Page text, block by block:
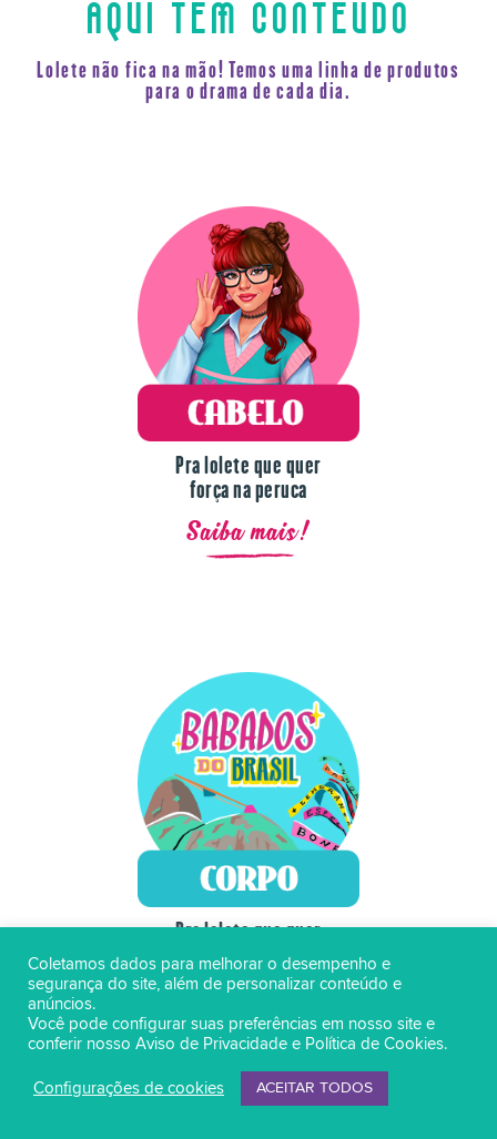
AQUI TEM CONTEÚDO
Lolete não fica na mão! Temos uma linha de produtos
para o drama de cada dia.
Pra lolete que quer
força na peruca
Saiba mais!
Pra lolete que quer
ficar toda linda
Saiba mais!
Coletamos dados para melhorar o desempenho e
segurança do site, além de personalizar conteúdo e
anúncios.
Você pode configurar suas preferências em nosso site e
conferir nosso Aviso de Privacidade e Política de Cookies.
Configurações de cookies ACEITAR TODOS